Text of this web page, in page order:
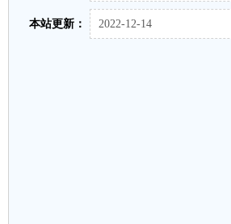
本站更新： 2022-12-14